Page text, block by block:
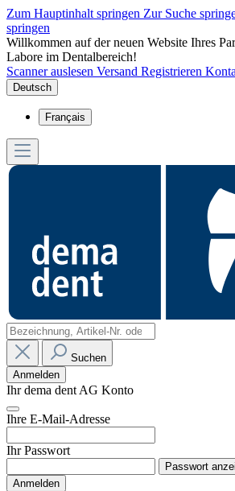
Zum Hauptinhalt springen Zur Suche
springen
Willkommen auf der neuen Website Ihres
Labore im Dentalbereich!
Scanner auslesen Versand Registrieren
Deutsch
Français
Suchen
Anmelden
Ihr dema dent AG Konto
Ihre E-Mail-Adresse
Ihr Passwort
Passwort
Anmelden